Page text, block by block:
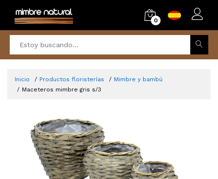
0
Inicio Productos floristerías
Mimbre y bambú
Maceteros mimbre gris s/3